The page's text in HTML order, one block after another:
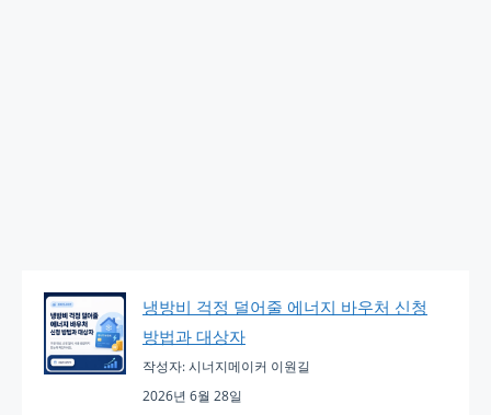
냉방비 걱정 덜어줄 에너지 바우처 신청
방법과 대상자
작성자: 시너지메이커 이원길
2026년 6월 28일